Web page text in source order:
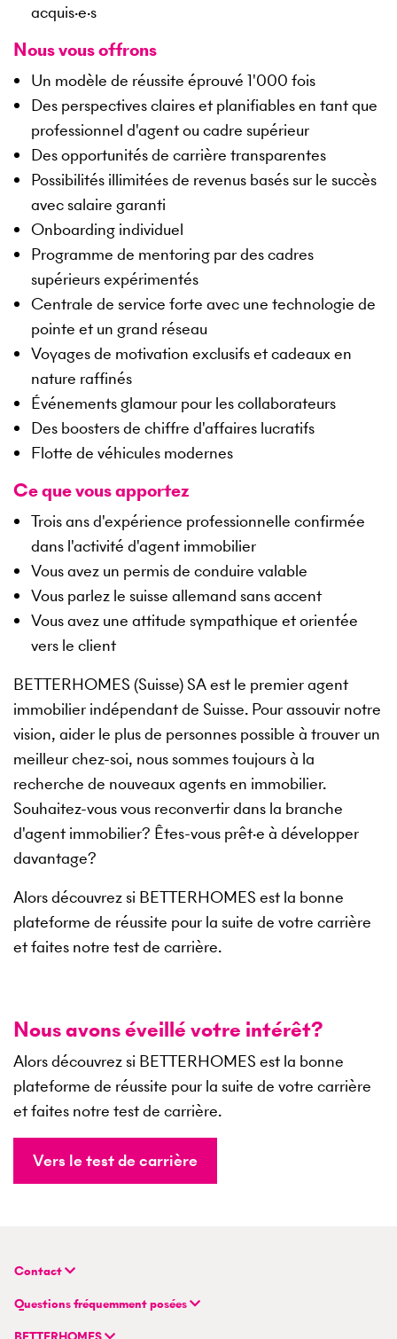
acquis·e·s
Nous vous offrons
Un modèle de réussite éprouvé 1'000 fois
Des perspectives claires et planifiables en tant que
professionnel d'agent ou cadre supérieur
Des opportunités de carrière transparentes
Possibilités illimitées de revenus basés sur le succès
avec salaire garanti
Onboarding individuel
Programme de mentoring par des cadres
supérieurs expérimentés
Centrale de service forte avec une technologie de
pointe et un grand réseau
Voyages de motivation exclusifs et cadeaux en
nature raffinés
Événements glamour pour les collaborateurs
Des boosters de chiffre d'affaires lucratifs
Flotte de véhicules modernes
Ce que vous apportez
Trois ans d'expérience professionnelle confirmée
dans l'activité d'agent immobilier
Vous avez un permis de conduire valable
Vous parlez le suisse allemand sans accent
Vous avez une attitude sympathique et orientée
vers le client
BETTERHOMES (Suisse) SA est le premier agent
immobilier indépendant de Suisse. Pour assouvir notre
vision, aider le plus de personnes possible à trouver un
meilleur chez-soi, nous sommes toujours à la
recherche de nouveaux agents en immobilier.
Souhaitez-vous vous reconvertir dans la branche
d'agent immobilier? Êtes-vous prêt·e à développer
davantage?
Alors découvrez si BETTERHOMES est la bonne
plateforme de réussite pour la suite de votre carrière
et faites notre test de carrière.
Nous avons éveillé votre intérêt?
Alors découvrez si BETTERHOMES est la bonne
plateforme de réussite pour la suite de votre carrière
et faites notre test de carrière.
Vers le test de carrière
Contact
BETTERHOMES (Suisse) SA
Siège principal
Flurstrasse 55
Questions fréquemment posées
FAQ | Évaluation immobilière